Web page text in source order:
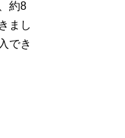
約8
まし
でき